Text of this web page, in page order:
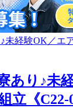
あり♪未
立《C22-